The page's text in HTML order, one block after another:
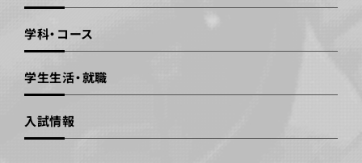
学科・コース
学生生活・就職
入試情報